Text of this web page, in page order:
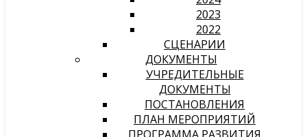
2023
2022
СЦЕНАРИИ
ДОКУМЕНТЫ
УЧРЕДИТЕЛЬНЫЕ
ДОКУМЕНТЫ
ПОСТАНОВЛЕНИЯ
ПЛАН МЕРОПРИЯТИЙ